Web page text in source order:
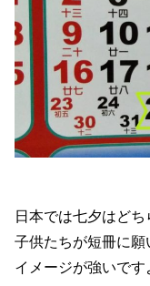
日本では七夕はどち
子供たちが短冊に願
イメージが強いです